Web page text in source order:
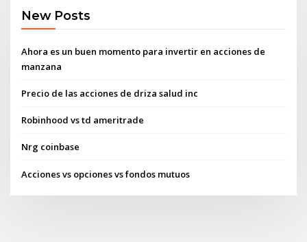
New Posts
Ahora es un buen momento para invertir en acciones de
manzana
Precio de las acciones de driza salud inc
Robinhood vs td ameritrade
Nrg coinbase
Acciones vs opciones vs fondos mutuos